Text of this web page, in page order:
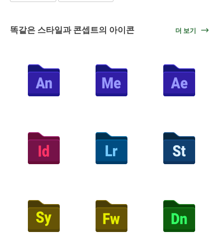
똑같은 스타일과 콘셉트의 아이콘 더 보기